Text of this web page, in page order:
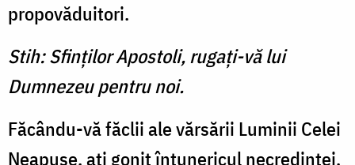
propovăduitori.
Stih: Sfinţilor Apostoli, rugaţi-vă lui
Dumnezeu pentru noi.
Făcându-vă făclii ale vărsării Luminii Celei
Neapuse, aţi gonit întunericul necredinţei,